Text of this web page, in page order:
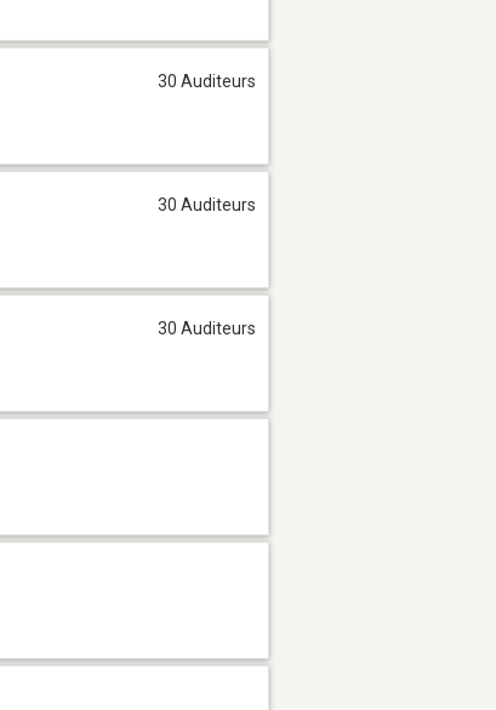
30 Auditeurs
30 Auditeurs
30 Auditeurs